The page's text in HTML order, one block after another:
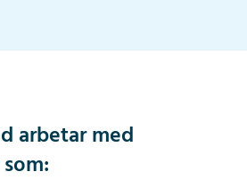
arbetar med